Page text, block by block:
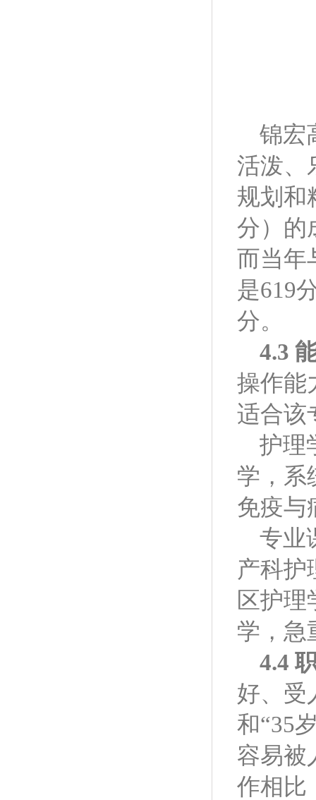
锦宏
活泼、
规划和
分）的
而当年
是619
分。
4.3
操作能
适合该
护理
学，系
免疫与
专业
产科护
区护
学，急
4.4
好、受
和“35
容易被
作相比